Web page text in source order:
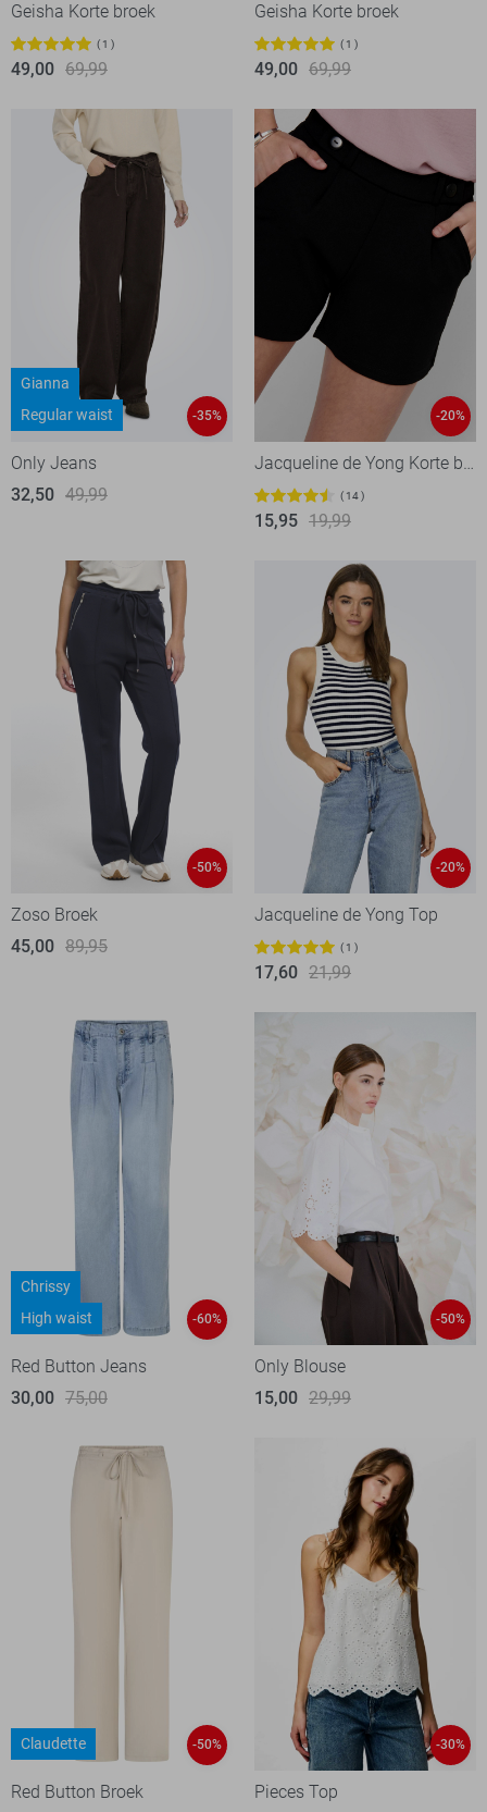
Geisha Korte broek
1
49,00 69,99
Geisha Korte broek
1
49,00 69,99
Gianna
Regular waist
-35%
Only Jeans
32,50 49,99
-20%
Jacqueline de Yong Korte broek
14
15,95 19,99
-50%
Zoso Broek
45,00 89,95
-20%
Jacqueline de Yong Top
1
17,60 21,99
Chrissy
High waist
-60%
Red Button Jeans
30,00 75,00
-50%
Only Blouse
15,00 29,99
Claudette -50%
Red Button Broek
-30%
Pieces Top